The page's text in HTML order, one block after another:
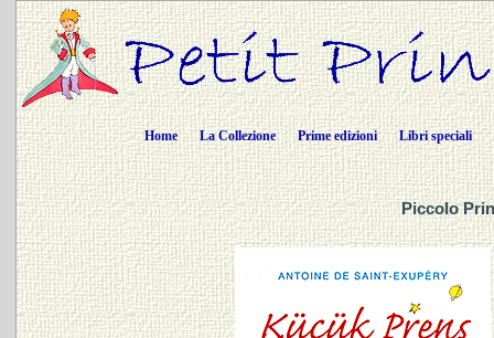
Home La Collezione Prime edizioni Libri speciali
Piccolo